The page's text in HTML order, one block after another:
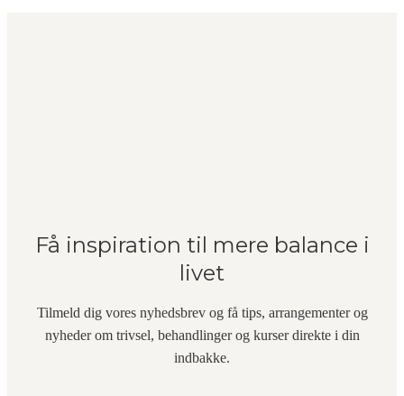
Få inspiration til mere balance i
livet
Tilmeld dig vores nyhedsbrev og få tips, arrangementer og
nyheder om trivsel, behandlinger og kurser direkte i din
indbakke.